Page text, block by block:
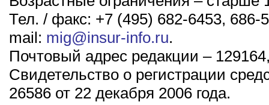
Тел. / факс: +7 (495) 682-6453, 686-
mail: mig@insur-info.ru.
Почтовый адрес редакции –
Свидетельство о регистрации
26586 от 22 декабря 2006 года.